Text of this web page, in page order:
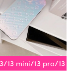
13 mini/13 pro/13